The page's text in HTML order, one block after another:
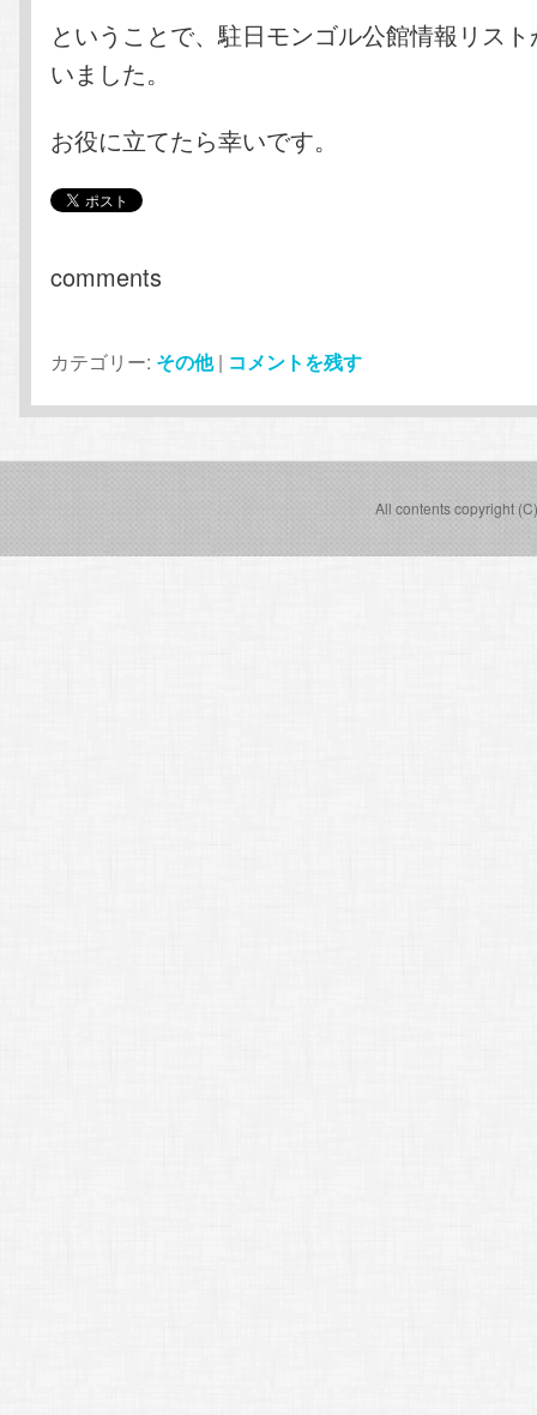
ということで、駐日モンゴル公館情報リス
いました。
お役に立てたら幸いです。
comments
カテゴリー: その他 | コメントを残す
All contents copyright